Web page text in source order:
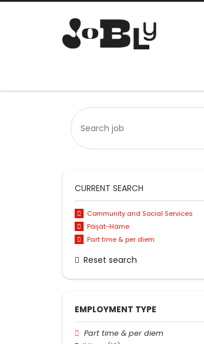
CURRENT SEARCH
Community and Social Services
Päijät-Häme
Part time & per diem
Reset search
EMPLOYMENT TYPE
Part time & per diem